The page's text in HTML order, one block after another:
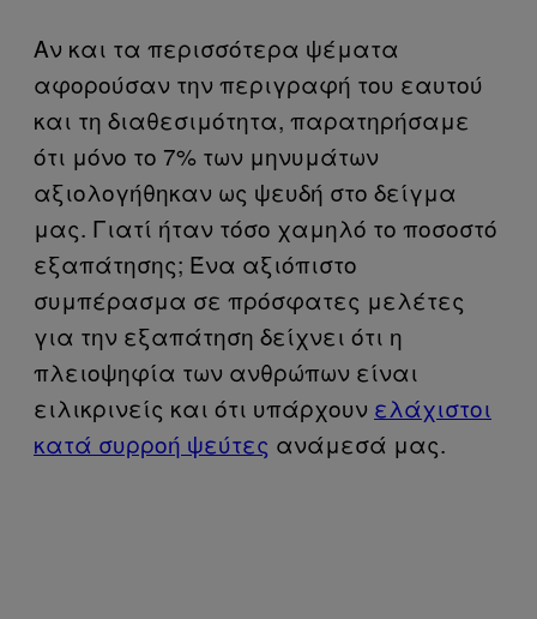
Αν και τα περισσότερα ψέματα
αφορούσαν την περιγραφή του εαυτού
και τη διαθεσιμότητα, παρατηρήσαμε
ότι μόνο το 7% των μηνυμάτων
αξιολογήθηκαν ως ψευδή στο δείγμα
μας. Γιατί ήταν τόσο χαμηλό το ποσοστό
εξαπάτησης; Ένα αξιόπιστο
συμπέρασμα σε πρόσφατες μελέτες
για την εξαπάτηση δείχνει ότι η
πλειοψηφία των ανθρώπων είναι
ειλικρινείς και ότι υπάρχουν ελάχιστοι
κατά συρροή ψεύτες ανάμεσά μας.